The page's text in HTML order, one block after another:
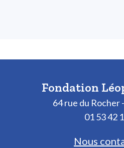
Fondation
64 rue du Rocher
01 53 42
Nous